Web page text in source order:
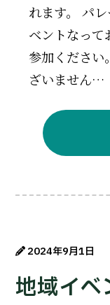
れます。 パ
ベントなって
参加くださ
ざいません…
2024年9月1日
地域イベ